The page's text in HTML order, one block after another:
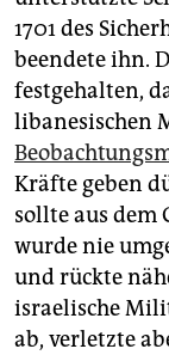
1701 des
beendete ihn.
festgehalten,
libanesischen
Kräfte geben
sollte aus dem
wurde nie
und rückte
israelische
ab, verletzte